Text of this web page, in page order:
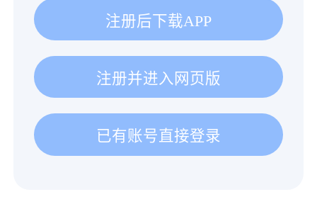
注册后下载APP
注册并进入网页版
已有账号直接登录